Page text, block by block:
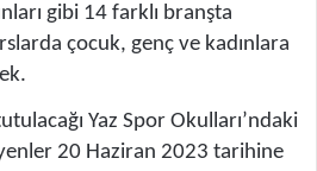
gibi 14 farklı branşta
çocuk, genç ve kadınlara
Yaz Spor Okulları’ndaki
20 Haziran 2023 tarihine